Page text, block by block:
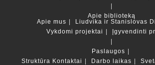
Apie biblioteką
Apie mus
Liudvika ir Stanislovas
Vykdomi projektai
Įgyvendinti
Paslaugos
Struktūra Kontaktai Darbo laikas